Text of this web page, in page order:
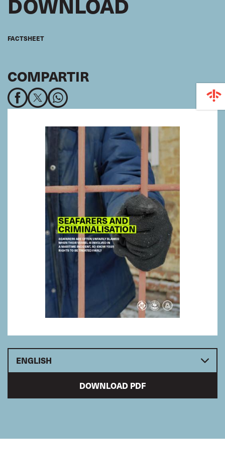
FACTSHEET
COMPARTIR
ENGLISH
DOWNLOAD PDF